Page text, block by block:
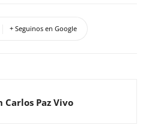
+ Seguinos en Google
Carlos Paz Vivo